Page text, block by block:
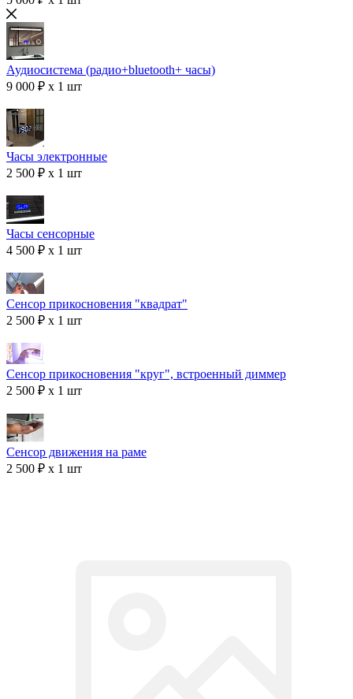
Аудиосистема (радио+bluetooth+ часы)
9 000 ₽ x 1 шт
Часы электронные
2 500 ₽ x 1 шт
Часы сенсорные
4 500 ₽ x 1 шт
Сенсор прикосновения "квадрат"
2 500 ₽ x 1 шт
Сенсор прикосновения "круг", встроенный диммер
2 500 ₽ x 1 шт
Сенсор движения на раме
2 500 ₽ x 1 шт